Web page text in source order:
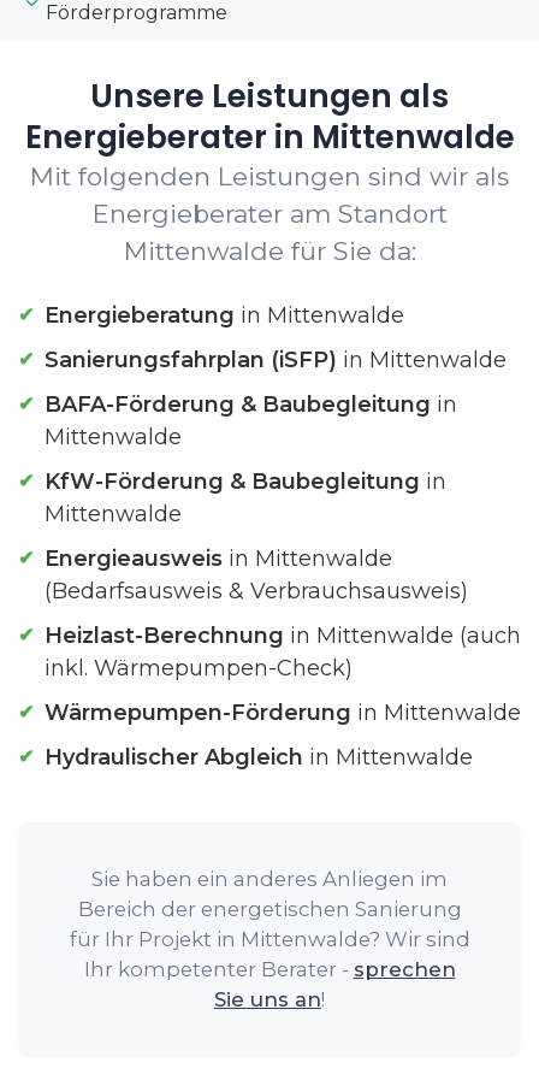
Förderprogramme
Unsere Leistungen als
Energieberater in Mittenwalde
Mit folgenden Leistungen sind wir als
Energieberater am Standort
Mittenwalde für Sie da:
Energieberatung in Mittenwalde
Sanierungsfahrplan (iSFP) in Mittenwalde
BAFA-Förderung & Baubegleitung in
Mittenwalde
KfW-Förderung & Baubegleitung in
Mittenwalde
Energieausweis in Mittenwalde
(Bedarfsausweis & Verbrauchsausweis)
Heizlast-Berechnung in Mittenwalde (auch
inkl. Wärmepumpen-Check)
Wärmepumpen-Förderung in Mittenwalde
Hydraulischer Abgleich in Mittenwalde
Sie haben ein anderes Anliegen im
Bereich der energetischen Sanierung
für Ihr Projekt in Mittenwalde? Wir sind
Ihr kompetenter Berater - sprechen
Sie uns an!